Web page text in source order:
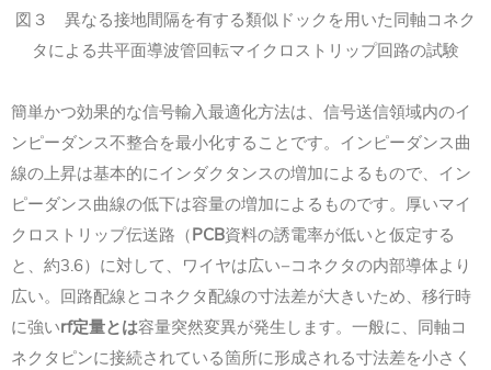
図３ 異なる接地間隔を有する類似ドックを用いた同軸コネク
タによる共平面導波管回転マイクロストリップ回路の試験
簡単かつ効果的な信号輸入最適化方法は、信号送信領域内のイ
ンピーダンス不整合を最小化することです。インピーダンス曲
線の上昇は基本的にインダクタンスの増加によるもので、イン
ピーダンス曲線の低下は容量の増加によるものです。厚いマイ
クロストリップ伝送路（PCB資料の誘電率が低いと仮定する
と、約3.6）に対して、ワイヤは広い−コネクタの内部導体より
広い。回路配線とコネクタ配線の寸法差が大きいため、移行時
に強いrf定量とは容量突然変異が発生します。一般に、同軸コ
ネクタピンに接続されている箇所に形成される寸法差を小さく